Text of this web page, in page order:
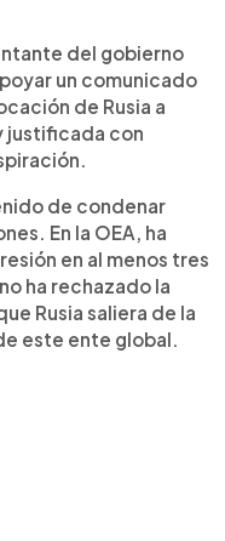
del gobierno
un comunicado
de Rusia a
justificada con
de condenar
En la OEA, ha
en al menos tres
ha rechazado la
Rusia saliera de la
este ente global.